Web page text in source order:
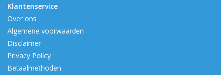
Klantenservice
Over ons
Algemene voorwaarden
Disclaimer
Privacy Policy
Betaalmethoden